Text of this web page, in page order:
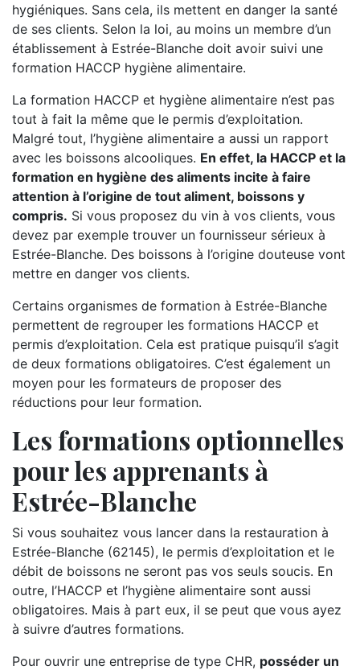
hygiéniques. Sans cela, ils mettent en danger la santé
de ses clients. Selon la loi, au moins un membre d’un
établissement à Estrée-Blanche doit avoir suivi une
formation HACCP hygiène alimentaire.
La formation HACCP et hygiène alimentaire n’est pas
tout à fait la même que le permis d’exploitation.
Malgré tout, l’hygiène alimentaire a aussi un rapport
avec les boissons alcooliques. En effet, la HACCP et la
formation en hygiène des aliments incite à faire
attention à l’origine de tout aliment, boissons y
compris. Si vous proposez du vin à vos clients, vous
devez par exemple trouver un fournisseur sérieux à
Estrée-Blanche. Des boissons à l’origine douteuse vont
mettre en danger vos clients.
Certains organismes de formation à Estrée-Blanche
permettent de regrouper les formations HACCP et
permis d’exploitation. Cela est pratique puisqu’il s’agit
de deux formations obligatoires. C’est également un
moyen pour les formateurs de proposer des
réductions pour leur formation.
Les formations optionnelles
pour les apprenants à
Estrée-Blanche
Si vous souhaitez vous lancer dans la restauration à
Estrée-Blanche (62145), le permis d’exploitation et le
débit de boissons ne seront pas vos seuls soucis. En
outre, l’HACCP et l’hygiène alimentaire sont aussi
obligatoires. Mais à part eux, il se peut que vous ayez
à suivre d’autres formations.
Pour ouvrir une entreprise de type CHR, posséder un